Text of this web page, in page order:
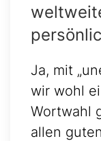
Ja, mit
wir wohl
Wortwahl
allen